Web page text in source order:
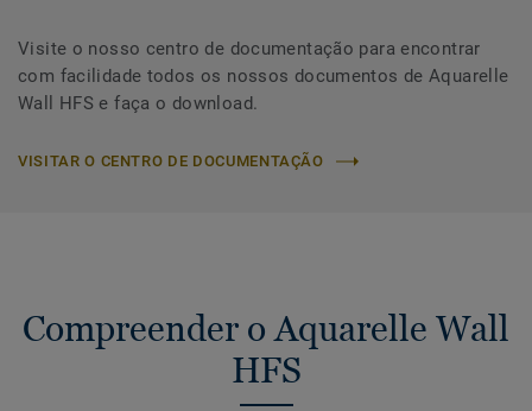
Visite o nosso centro de documentação para encontrar
com facilidade todos os nossos documentos de Aquarelle
Wall HFS e faça o download.
VISITAR O CENTRO DE DOCUMENTAÇÃO
Compreender o Aquarelle Wall
HFS